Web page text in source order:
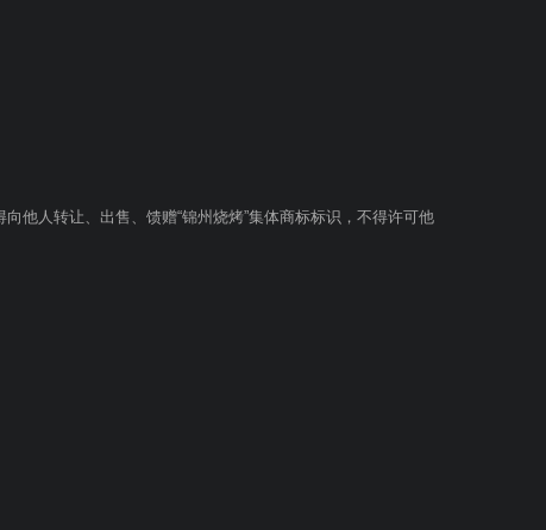
他人转让、出售、馈赠“锦州烧烤”集体商标标识，不得许可他